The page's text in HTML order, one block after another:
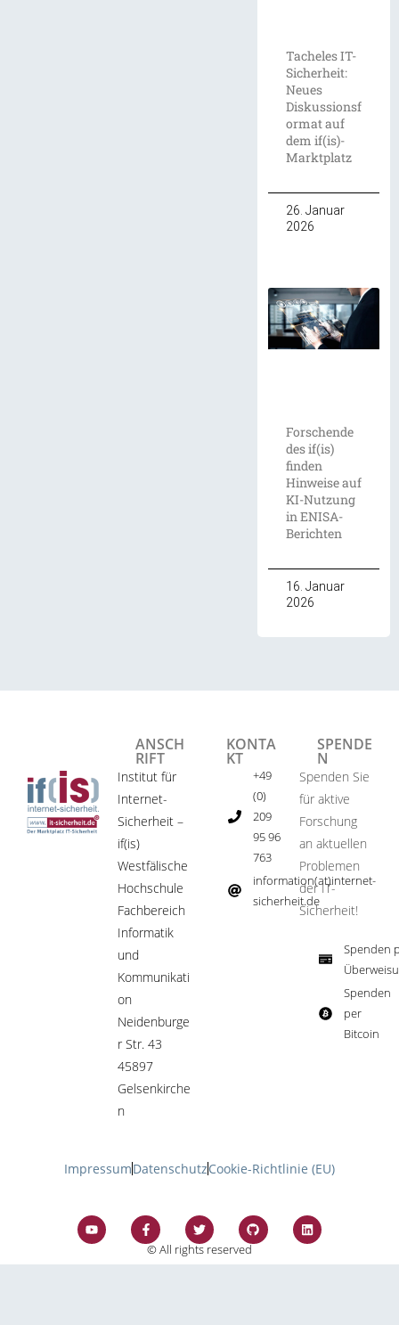
Tacheles IT-
Sicherheit:
Neues
Diskussionsf
ormat auf
dem if(is)-
Marktplatz
26. Januar
2026
Forschende
des if(is)
finden
Hinweise auf
KI-Nutzung
in ENISA-
Berichten
16. Januar
2026
ANSCH
RIFT
Institut für
Internet-
Sicherheit –
if(is)
Westfälische
Hochschule
Fachbereich
Informatik
und
Kommunikati
on
Neidenburge
r Str. 43
45897
Gelsenkirche
n
KONTA
KT
+49
(0)
209
95 96
763
information(at)internet-
sicherheit.de ​
SPENDE
N
Spenden Sie
für aktive
Forschung
an aktuellen
Problemen
der IT-
Sicherheit!​
Spenden
Spenden
per
Bitcoin​
ImpressumDatenschutzCookie-Richtlinie (EU)
© All rights reserved